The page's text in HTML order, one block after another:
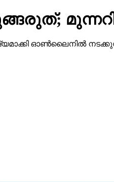
ഓണ്‍ലൈനില്‍ നടക്കുന്ന